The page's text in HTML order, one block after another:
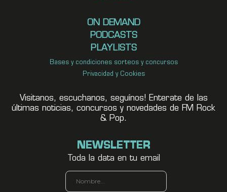
ON DEMAND
PODCASTS
PLAYLISTS
Bases y condiciones sorteos y concursos
Privacidad y Cookies
Visitanos, escuchanos, seguínos! Enterate de las
últimas noticias, concursos y novedades de FM Rock
& Pop.
NEWSLETTER
Toda la data en tu email